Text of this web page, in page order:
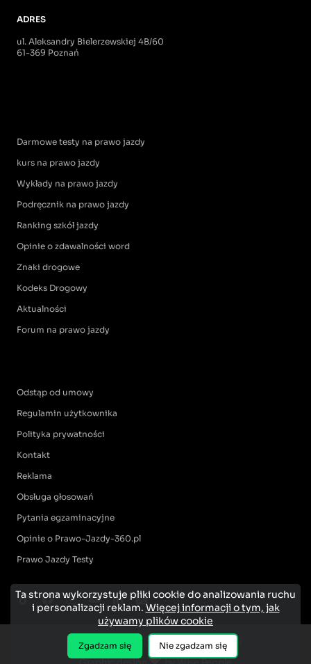
ADRES
ul. Aleksandry Bielerzewskiej 4B/60
61-369 Poznań
Darmowe testy na prawo jazdy
kurs na prawo jazdy
Wykłady na prawo jazdy
Podręcznik na prawo jazdy
Ranking szkół jazdy
Opinie o zdawalności word
Znaki drogowe
Kodeks Drogowy
Aktualności
Forum na prawo jazdy
Odstąp od umowy
Regulamin użytkownika
Polityka prywatności
Kontakt
Reklama
Obsługa głosowań
Pytania egzaminacyjne
Opinie o Prawo-Jazdy-360.pl
Prawo Jazdy Testy
Ta strona wykorzystuje pliki cookie do analizowania ruchu
i personalizacji reklam. Więcej informacji o tym, jak
używamy plików cookie
Zgadzam się Nie zgadzam się